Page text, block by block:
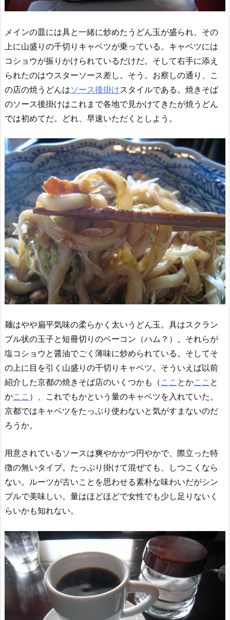
メインの皿には具と一緒に炒めたうどん玉が盛られ、その
上に山盛りの千切りキャベツが乗っている。キャベツには
コショウが振りかけられているだけだ。そして右手に添え
られたのはウスターソース差し。そう。お察しの通り、こ
の店の焼うどんはソース後掛けスタイルである。焼きそば
のソース後掛けはこれまで各地で見かけてきたが焼うどん
では初めてだ。どれ、早速いただくとしよう。
麺はやや扁平気味の柔らかく太いうどん玉。具はスクラン
ブル状の玉子と短冊切りのベーコン（ハム？）。それらが
塩コショウと醤油でごく薄味に炒められている。そしてそ
の上に目を引く山盛りの千切りキャベツ。そういえば以前
紹介した京都の焼きそば店のいくつかも（ ここ とかここ と
かここ ）、これでもかという量のキャベツを入れていた。
京都ではキャベツをたっぷり使わないと気がすまないのだ
ろうか。
用意されているソースは爽やかかつ円やかで、際立った特
徴の無いタイプ。たっぷり掛けて混ぜても、しつこくなら
ない。ルーツが古いことを思わせる素朴な味わいだがシン
プルで美味しい。量はほどほどで女性でも少し足りないく
らいかも知れない。